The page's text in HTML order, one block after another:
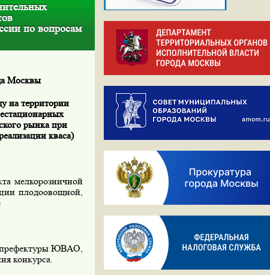
по вопросам
Москвы
на территории
рынка при
кваса)
мелкорозничной
плодоовощной,
префектуры ЮВАО,
конкурса.